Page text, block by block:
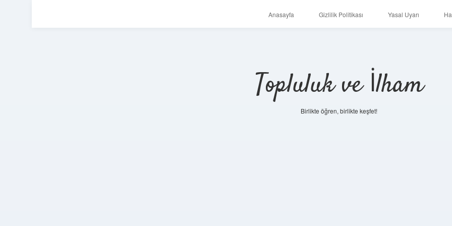
Anasayfa Gizlilik Politikası Yasal Uyarı
Topluluk ve İlham
Birlikte öğren, birlikte keşfet!